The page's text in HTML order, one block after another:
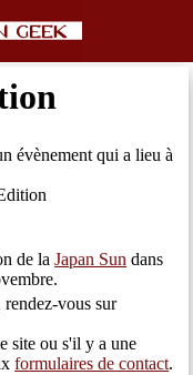
évènement qui a lieu à
de laJapan Sun dans
rendez-vous sur
site ou s'il y a une
formulaires de contact.